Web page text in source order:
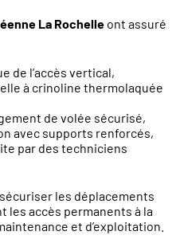
La Rochelle ont assuré
de l’accès vertical,
à crinoline thermolaquée
de volée sécurisé,
avec supports renforcés,
par des techniciens
les déplacements
les accès permanents à la
et d’exploitation.